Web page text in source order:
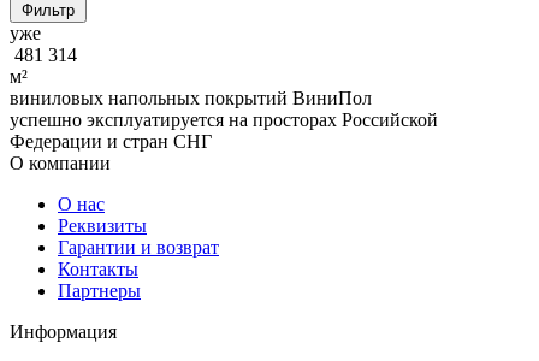
Фильтр
уже
481 314
м²
виниловых напольных покрытий ВиниПол
успешно эксплуатируется на просторах Российской
Федерации и стран СНГ
О компании
О нас
Реквизиты
Гарантии и возврат
Контакты
Партнеры
Информация